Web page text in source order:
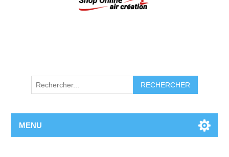
RECHERCHER
MENU